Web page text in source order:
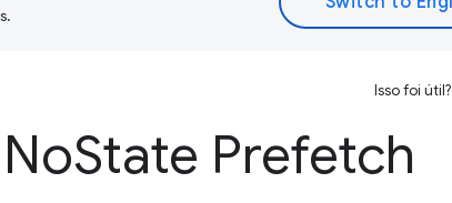
Isso foi útil?
State Prefetch